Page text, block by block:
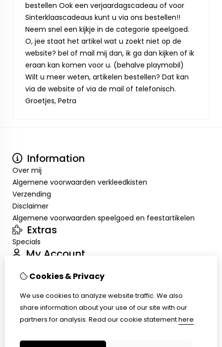
bestellen Ook een verjaardagscadeau of voor
Sinterklaascadeaus kunt u via ons bestellen!!
Neem snel een kijkje in de categorie speelgoed.
O, jee staat het artikel wat u zoekt niet op de
website? bel of mail mij dan, ik ga dan kijken of ik
eraan kan komen voor u. (behalve playmobil)
Wilt u meer weten, artikelen bestellen? Dat kan
via de website of via de mail of telefonisch.
Groetjes, Petra
Information
Over mij
Algemene voorwaarden verkleedkisten
Verzending
Disclaimer
Algemene voorwaarden speelgoed en feestartikelen
Extras
Specials
My Account
Order History
Customer Service
Returns
Cookies & Privacy
We use cookies to analyze website traffic. We also
share information about your use of our site with our
partners for analysis. Read our cookie statementhere